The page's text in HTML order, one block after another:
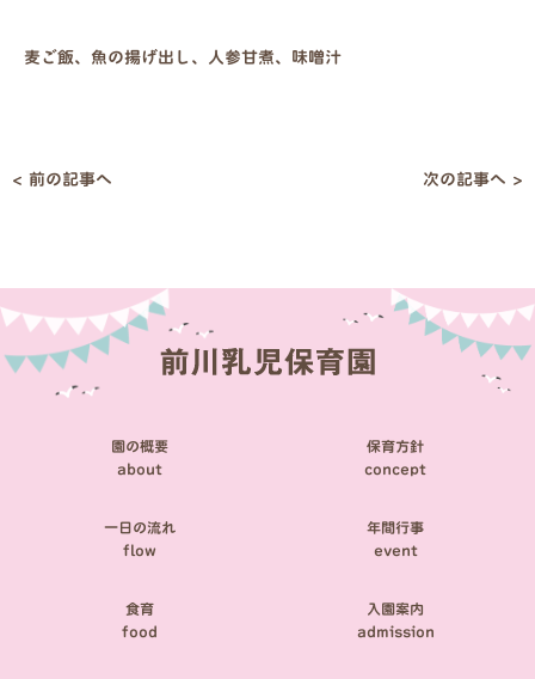
麦ご飯、魚の揚げ出し、人参甘煮、味噌汁
投
< 前の記事へ 次の記事へ >
園の概要
about
保育方針
concept
一日の流れ
flow
年間行事
event
食育
food
入園案内
admission